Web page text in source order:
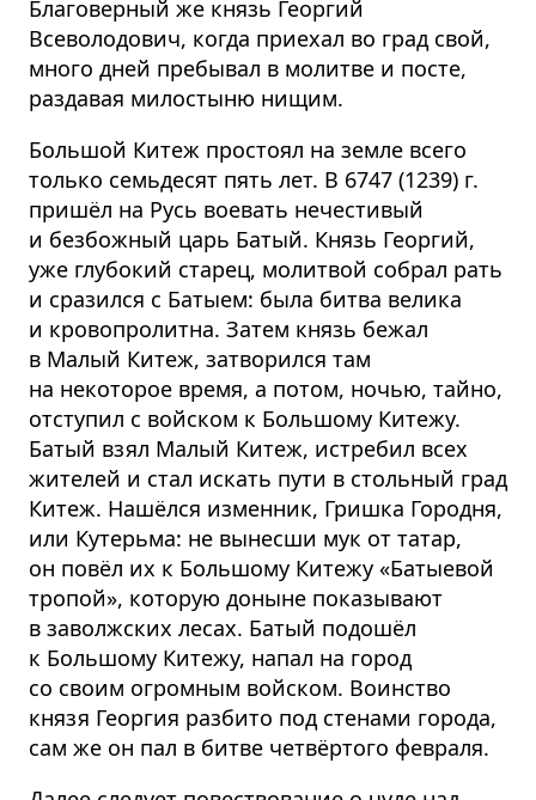
Благоверный же князь Георгий
Всеволодович, когда приехал во град свой,
много дней пребывал в молитве и посте,
раздавая милостыню нищим.
Большой Китеж простоял на земле всего
только семьдесят пять лет. В 6747 (1239) г.
пришёл на Русь воевать нечестивый
и безбожный царь Батый. Князь Георгий,
уже глубокий старец, молитвой собрал рать
и сразился с Батыем: была битва велика
и кровопролитна. Затем князь бежал
в Малый Китеж, затворился там
на некоторое время, а потом, ночью, тайно,
отступил с войском к Большому Китежу.
Батый взял Малый Китеж, истребил всех
жителей и стал искать пути в стольный град
Китеж. Нашёлся изменник, Гришка Городня,
или Кутерьма: не вынесши мук от татар,
он повёл их к Большому Китежу «Батыевой
тропой», которую доныне показывают
в заволжских лесах. Батый подошёл
к Большому Китежу, напал на город
со своим огромным войском. Воинство
князя Георгия разбито под стенами города,
сам же он пал в битве четвёртого февраля.